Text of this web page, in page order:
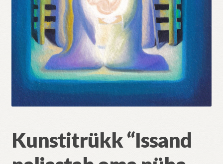
Kunstitrükk “Issand